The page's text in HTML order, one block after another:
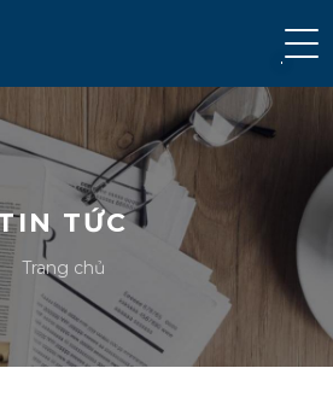
TỨC
Trang chủ